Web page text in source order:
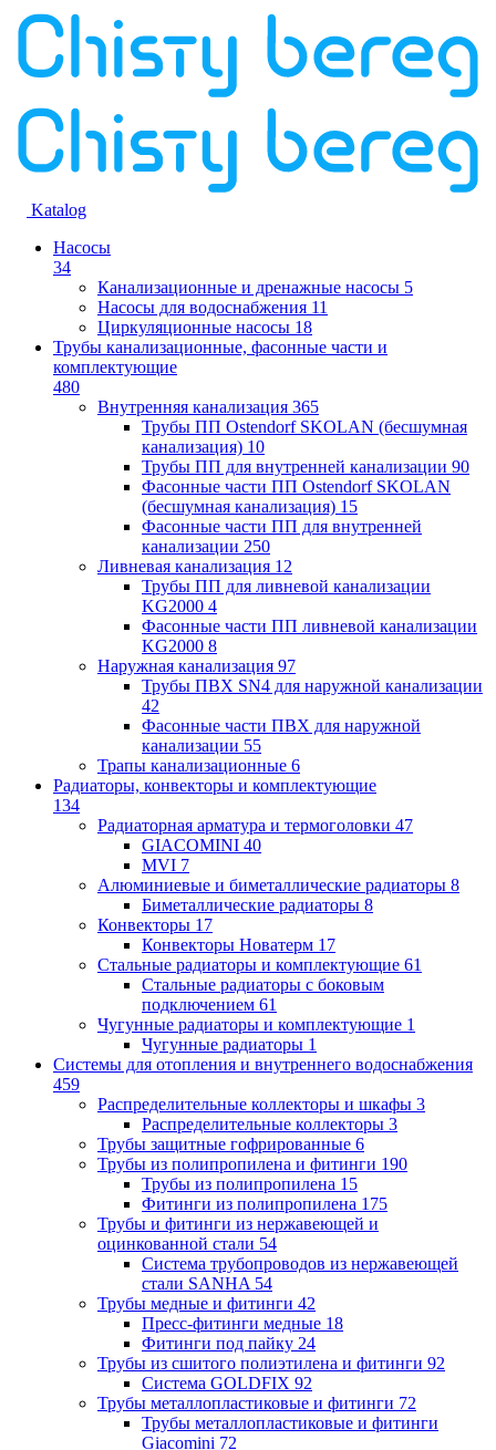
Katalog
Насосы
34
Канализационные и дренажные насосы 5
Насосы для водоснабжения 11
Циркуляционные насосы 18
Трубы канализационные, фасонные части и
комплектующие
480
Внутренняя канализация 365
Трубы ПП Ostendorf SKOLAN (бесшумная
канализация) 10
Трубы ПП для внутренней канализации 90
Фасонные части ПП Ostendorf SKOLAN
(бесшумная канализация) 15
Фасонные части ПП для внутренней
канализации 250
Ливневая канализация 12
Трубы ПП для ливневой канализации
KG2000 4
Фасонные части ПП ливневой канализации
KG2000 8
Наружная канализация 97
Трубы ПВХ SN4 для наружной канализации
42
Фасонные части ПВХ для наружной
канализации 55
Трапы канализационные 6
Радиаторы, конвекторы и комплектующие
134
Радиаторная арматура и термоголовки 47
GIACOMINI 40
MVI 7
Алюминиевые и биметаллические радиаторы 8
Биметаллические радиаторы 8
Конвекторы 17
Конвекторы Новатерм 17
Стальные радиаторы и комплектующие 61
Стальные радиаторы с боковым
подключением 61
Чугунные радиаторы и комплектующие 1
Чугунные радиаторы 1
Системы для отопления и внутреннего водоснабжения
459
Распределительные коллекторы и шкафы 3
Распределительные коллекторы 3
Трубы защитные гофрированные 6
Трубы из полипропилена и фитинги 190
Трубы из полипропилена 15
Фитинги из полипропилена 175
Трубы и фитинги из нержавеющей и
оцинкованной стали 54
Система трубопроводов из нержавеющей
стали SANHA 54
Трубы медные и фитинги 42
Пресс-фитинги медные 18
Фитинги под пайку 24
Трубы из сшитого полиэтилена и фитинги 92
Система GOLDFIX 92
Трубы металлопластиковые и фитинги 72
Трубы металлопластиковые и фитинги
Giacomini 72